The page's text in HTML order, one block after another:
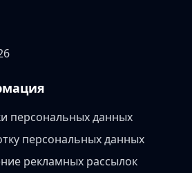
персональных данных
персональных данных
рекламных рассылок